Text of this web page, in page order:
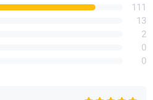
111
13
2
0
0